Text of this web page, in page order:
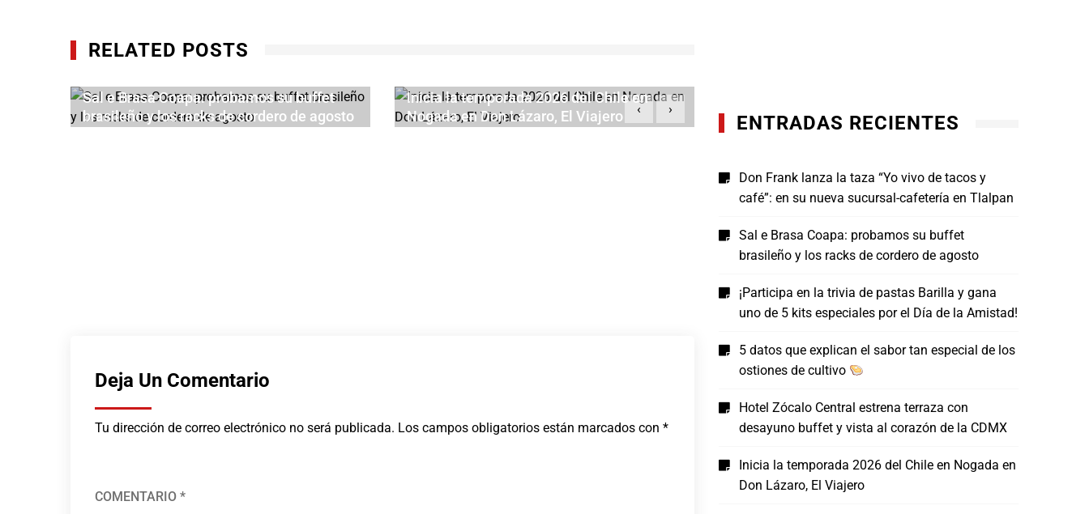
RELATED POSTS
Sal e Brasa Coapa: probamos su buffet
brasileño y los racks de cordero de agosto
Inicia la temporada 2026 del Chile en
Nogada en Don Lázaro, El Viajero
incorporación de carta de comidas
‹ ›
Deja Un Comentario
Tu dirección de correo electrónico no será publicada. Los campos obligatorios están marcados con *
COMENTARIO *
ENTRADAS RECIENTES
Don Frank lanza la taza “Yo vivo de tacos y
café”: en su nueva sucursal-cafetería en Tlalpan
Sal e Brasa Coapa: probamos su buffet
brasileño y los racks de cordero de agosto
¡Participa en la trivia de pastas Barilla y gana
uno de 5 kits especiales por el Día de la Amistad!
5 datos que explican el sabor tan especial de los
ostiones de cultivo
Hotel Zócalo Central estrena terraza con
desayuno buffet y vista al corazón de la CDMX
Inicia la temporada 2026 del Chile en Nogada en
Don Lázaro, El Viajero